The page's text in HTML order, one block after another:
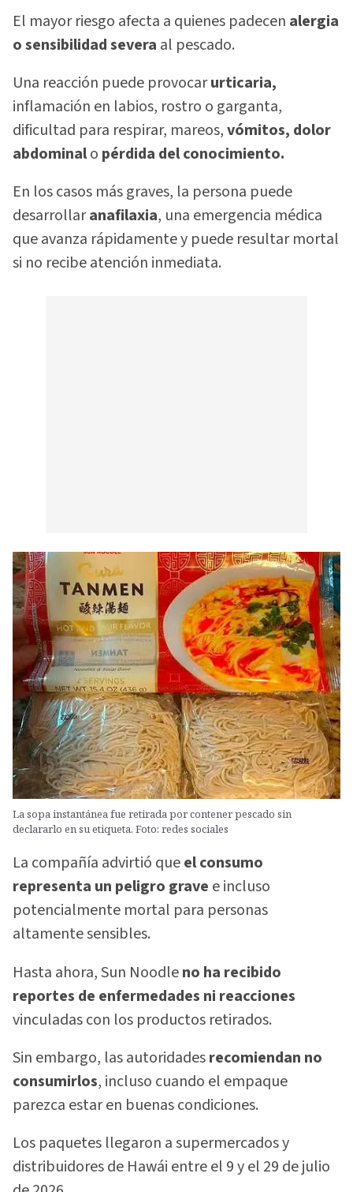
El mayor riesgo afecta a quienes padecen alergia
o sensibilidad severa al pescado.
Una reacción puede provocarurticaria,
inflamación en labios, rostro o garganta,
dificultad para respirar, mareos,vómitos, dolor
abdominalo pérdida del conocimiento.
En los casos más graves, la persona puede
desarrollaranafilaxia, una emergencia médica
que avanza rápidamente y puede resultar mortal
si no recibe atención inmediata.
La sopa instantánea fue retirada por contener pescado sin
declararlo en su etiqueta. Foto: redes sociales
La compañía advirtió queel consumo
representa un peligro grave e incluso
potencialmente mortal para personas
altamente sensibles.
Hasta ahora, Sun Noodleno ha recibido
reportes de enfermedades ni reacciones
vinculadas con los productos retirados.
Sin embargo, las autoridadesrecomiendan no
consumirlos, incluso cuando el empaque
parezca estar en buenas condiciones.
Los paquetes llegaron a supermercados y
distribuidores de Hawái entre el 9 y el 29 de julio